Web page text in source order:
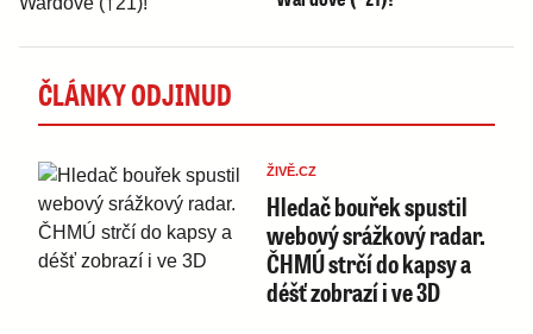
ČLÁNKY ODJINUD
ŽIVĚ.CZ
Hledač bouřek spustil
webový srážkový radar.
ČHMÚ strčí do kapsy a
déšť zobrazí i ve 3D